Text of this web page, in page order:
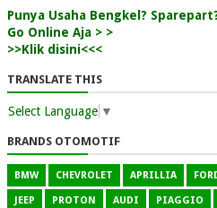
Punya Usaha Bengkel?
Go Online Aja > >
>>Klik disini<<<
TRANSLATE THIS
Select Language ▼
BRANDS OTOMOTIF
BMW CHEVROLET APRILLIA
JEEP PROTON AUDI PIAGGIO